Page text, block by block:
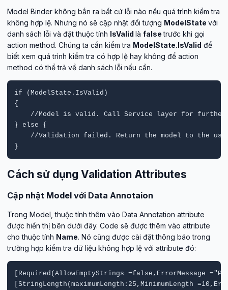
Model Binder không bắn ra bất cứ lỗi nào nếu quá trình kiểm tra
không hợp lệ. Nhưng nó sẽ cập nhật đối tượng ModelState với
danh sách lỗi và đặt thuộc tính IsValid là falsetrước khi gọi
action method. Chúng ta cần kiểm tra ModelState.IsValid để
biết xem quá trình kiểm tra có hợp lệ hay không để action
method có thể trả về danh sách lỗi nếu cần.
if (ModelState.IsValid)
{
//Model is valid. Call Service layer for
} else {
//Validation failed. Return the model to the
}
Cách sử dụng Validation Attributes
Cập nhật Model với Data Annotaion
Trong Model, thuộc tính thêm vào Data Annotation attribute
được hiển thị bên dưới đây. Code sẽ được thêm vào attribute
cho thuộc tính Name. Nó cũng được cài đặt thông báo trong
trường hợp kiểm tra dữ liệu không hợp lệ với attribute đó:
[Required(AllowEmptyStrings =false,ErrorMessage
[StringLength(maximumLength:25,MinimumLength